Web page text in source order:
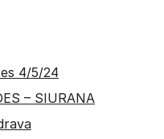
4/5/24
– SIURANA